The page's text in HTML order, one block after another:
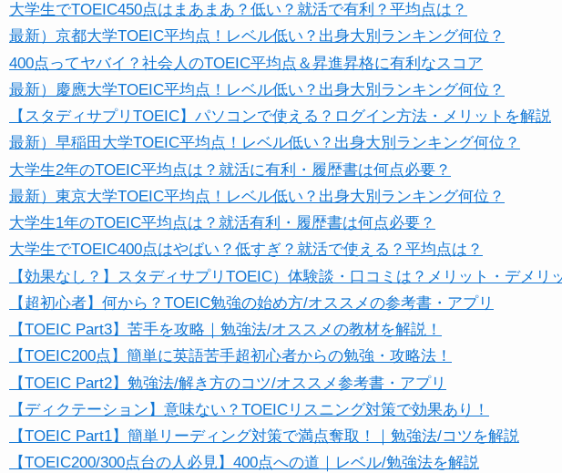
大学生でTOEIC450点はまあまあ？低い？就活で有利？平均点は？
最新）京都大学TOEIC平均点！レベル低い？出身大別ランキング何位？
400点ってヤバイ？社会人のTOEIC平均点＆昇進昇格に有利なスコア
最新）慶應大学TOEIC平均点！レベル低い？出身大別ランキング何位？
【スタディサプリTOEIC】パソコンで使える？ログイン方法・メリットを解説
最新）早稲田大学TOEIC平均点！レベル低い？出身大別ランキング何位？
大学生2年のTOEIC平均点は？就活に有利・履歴書は何点必要？
最新）東京大学TOEIC平均点！レベル低い？出身大別ランキング何位？
大学生1年のTOEIC平均点は？就活有利・履歴書は何点必要？
大学生でTOEIC400点はやばい？低すぎ？就活で使える？平均点は？
【効果なし？】スタディサプリTOEIC）体験談・口コミは？メリット・デメリ
【超初心者】何から？TOEIC勉強の始め方/オススメの参考書・アプリ
【TOEIC Part3】苦手を攻略｜勉強法/オススメの教材を解説！
【TOEIC200点】簡単に英語苦手超初心者からの勉強・攻略法！
【TOEIC Part2】勉強法/解き方のコツ/オススメ参考書・アプリ
【ディクテーション】意味ない？TOEICリスニング対策で効果あり！
【TOEIC Part1】簡単リーディング対策で満点奪取！｜勉強法/コツを解説
【TOEIC200/300点台の人必見】400点への道｜レベル/勉強法を解説